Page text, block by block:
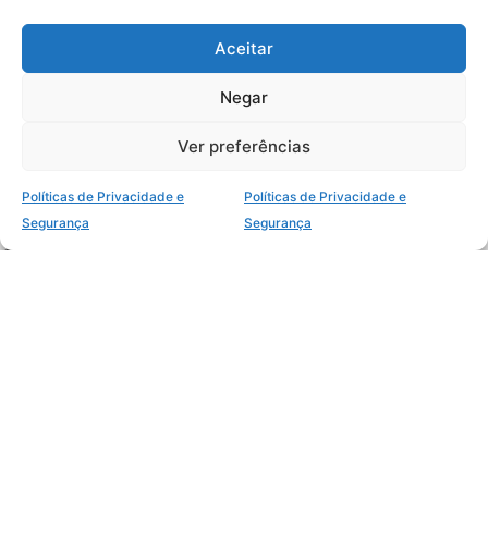
Aceitar
Negar
Ver preferências
Políticas de Privacidade e
Segurança
Políticas de Privacidade e
Segurança
Bíblicos e Esboços para Sermões
Comentários da EBD